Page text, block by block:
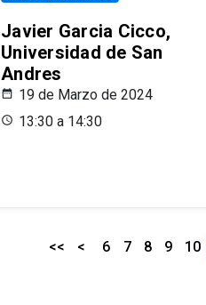
Javier Garcia Cicco,
Universidad de San
Andres
19 de Marzo de 2024
13:30 a 14:30
<< < 6 7 8 9 10